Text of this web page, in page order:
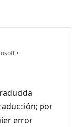
•
por
error